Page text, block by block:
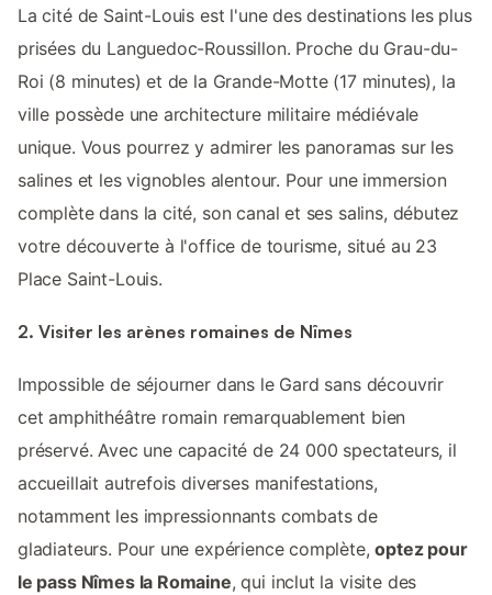
La cité de Saint-Louis est l'une des destinations les plus
prisées du Languedoc-Roussillon. Proche du Grau-du-
Roi (8 minutes) et de la Grande-Motte (17 minutes), la
ville possède une architecture militaire médiévale
unique. Vous pourrez y admirer les panoramas sur les
salines et les vignobles alentour. Pour une immersion
complète dans la cité, son canal et ses salins, débutez
votre découverte à l'office de tourisme, situé au 23
Place Saint-Louis.
2. Visiter les arènes romaines de Nîmes
Impossible de séjourner dans le Gard sans découvrir
cet amphithéâtre romain remarquablement bien
préservé. Avec une capacité de 24 000 spectateurs, il
accueillait autrefois diverses manifestations,
notamment les impressionnants combats de
gladiateurs. Pour une expérience complète,optez pour
le pass Nîmes la Romaine, qui inclut la visite des